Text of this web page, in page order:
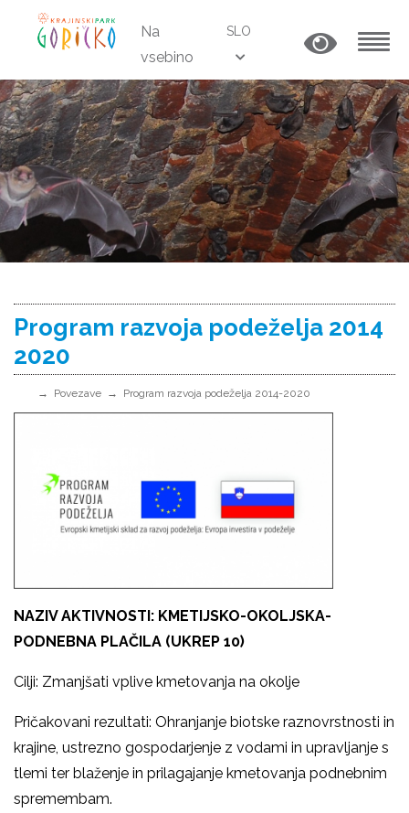
Na
vsebino
SLO
Program razvoja podeželja 2014
2020
Povezave Program razvoja podeželja 2014-2020
NAZIV AKTIVNOSTI: KMETIJSKO-OKOLJSKA-
PODNEBNA PLAČILA (UKREP 10)
Cilji: Zmanjšati vplive kmetovanja na okolje
Pričakovani rezultati: Ohranjanje biotske raznovrstnosti in
krajine, ustrezno gospodarjenje z vodami in upravljanje s
tlemi ter blaženje in prilagajanje kmetovanja podnebnim
spremembam.